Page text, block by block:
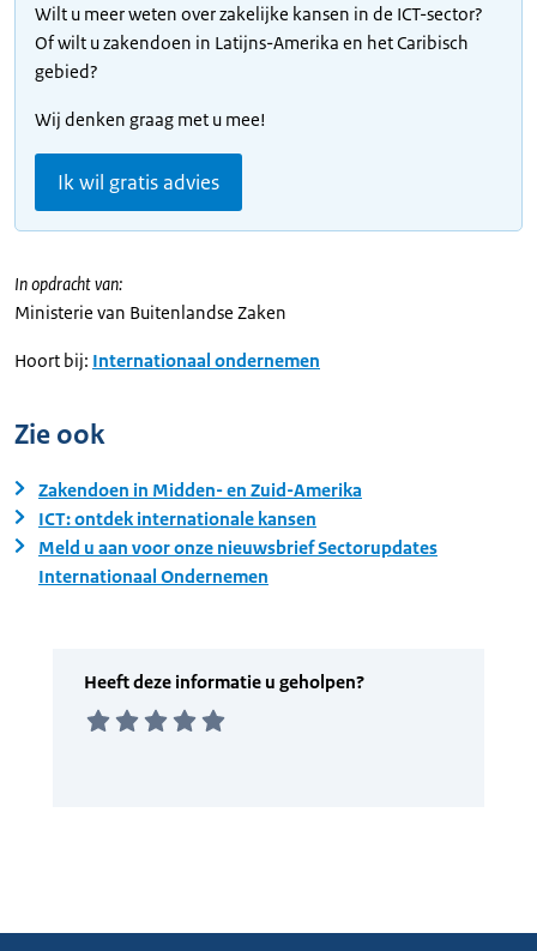
Wilt u meer weten over zakelijke kansen in de ICT-sector?
Of wilt u zakendoen in Latijns-Amerika en het Caribisch
gebied?
Wij denken graag met u mee!
Ik wil gratis advies
In opdracht van:
Ministerie van Buitenlandse Zaken
Hoort bij: Internationaal ondernemen
Zie ook
Zakendoen in Midden- en Zuid-Amerika
ICT: ontdek internationale kansen
Meld u aan voor onze nieuwsbrief Sectorupdates
Internationaal Ondernemen